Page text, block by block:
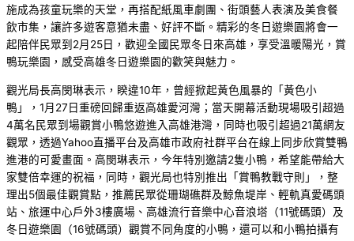
施成為孩童玩樂的天堂，再搭配紙風車劇團、街頭藝人表演及美食餐
飲市集，讓許多遊客意猶未盡、好評不斷。精彩的冬日遊樂園將會一
起陪伴民眾到2月25日，歡迎全國民眾冬日來高雄，享受溫暖陽光，賞
鴨玩樂園，感受高雄冬日遊樂園的歡笑與魅力。
觀光局長高閔琳表示，睽違10年，曾經掀起黃色風暴的「黃色小
鴨」，1月27日重磅回歸重返高雄愛河灣；當天開幕活動現場吸引超過
4萬名民眾到場觀賞小鴨悠遊進入高雄港灣，同時也吸引超過21萬網友
觀眾，透過Yahoo直播平台及高雄市政府社群平台在線上同步欣賞雙鴨
進港的可愛畫面。高閔琳表示，今年特別邀請2隻小鴨，希望能帶給大
家雙倍幸運的祝福，同時，觀光局也特別推出「賞鴨教戰守則」，整
理出5個最佳觀賞點，推薦民眾從珊瑚礁群及鯨魚堤岸、輕軌真愛碼頭
站、旅運中心戶外3樓廣場、高雄流行音樂中心音浪塔（11號碼頭）及
冬日遊樂園（16號碼頭）觀賞不同角度的小鴨，還可以和小鴨拍攝有